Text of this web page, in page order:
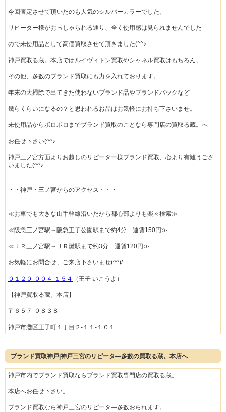
今回査定させて頂いたのも人気のシルバーカラーでした。
リピーター様がおっしゃられる通り、全く使用感は見られませんでした
ので未使用品として高価買取させて頂きました(^^♪
神戸買取る蔵。本店ではルイヴィトン買取やシャネル買取はもちろん、
その他、多数のブランド買取にも力を入れております。
年末の大掃除で出てきた使わないブランド品やブランドバックなど
幾らくらいになるの？と思われるお品はお気軽にお持ち下さいませ。
未使用品からボロボロまでブランド買取のことなら専門店の買取る蔵。へ
お任せ下さい(^^♪
神戸三ノ宮方面よりお越しのリピーター様ブランド買取、心より有難うござ
いました(^^♪
・・神戸・三ノ宮からのアクセス・・・
≪お車でも大きな山手幹線沿いだから都心部よりも楽々検索≫
≪阪急三ノ宮駅～阪急王子公園駅まで約4分 運賃150円≫
≪ＪＲ三ノ宮駅～ＪＲ灘駅まで約3分 運賃120円≫
お気軽にお問合せ、ご来店下さいませ(^^)/
０１２０-００４-１５４ （王子 いこうよ）
【神戸買取る蔵。本店】
〒６５７-０８３８
神戸市灘区王子町１丁目２-１１-１０１
ブランド買取神戸|神戸三宮のリピータ―多数の買取る蔵。本店へ
神戸市内でブランド買取ならブランド買取専門店の買取る蔵。
本店へお任せ下さい。
ブランド買取なら神戸三宮のリピータ―多数おられます。